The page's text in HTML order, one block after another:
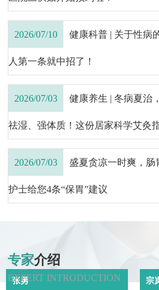
2026/07/10 健康科普 | 关于性病
人第一条就中招了！
2026/07/03 健康养生 | 冬病夏治
祛湿、强体质！这份居家科学艾灸
2026/07/03 盛夏贪凉一时爽，肠
护士给您4条“保胃”建议
张勇 宗
专家介绍
EXPERT INTRODUCTION